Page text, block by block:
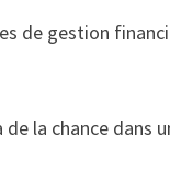
de gestion
la chance dans